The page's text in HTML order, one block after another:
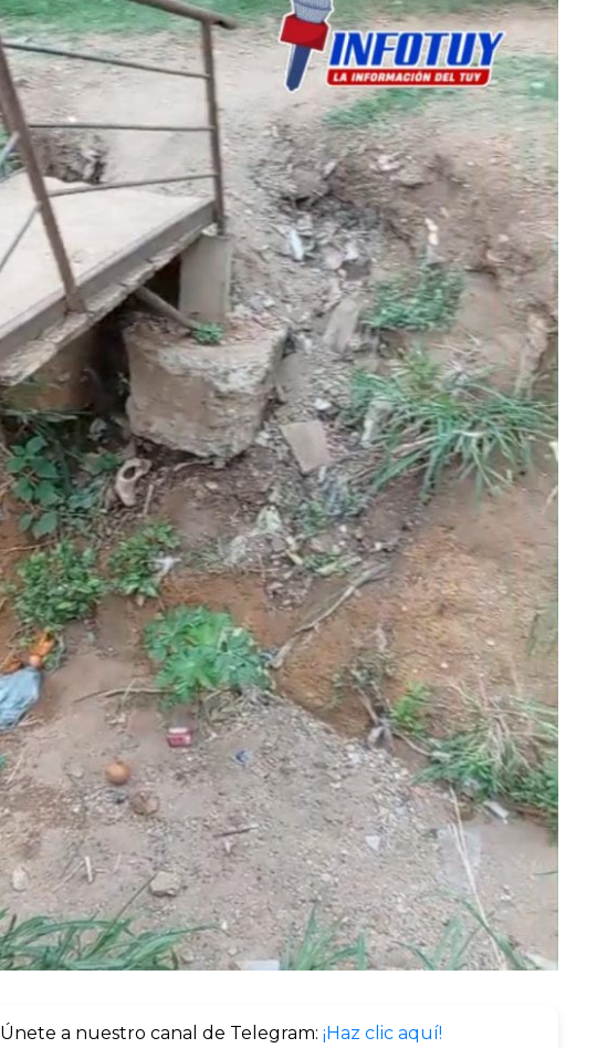
Únete a nuestro canal de Telegram: ¡Haz clic aquí!